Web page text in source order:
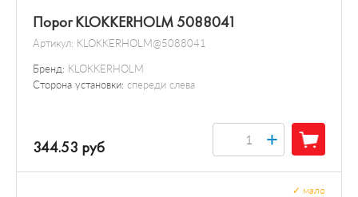
Порог KLOKKERHOLM 5088041
Артикул: KLOKKERHOLM@5088041
Бренд: KLOKKERHOLM
Сторона установки: спереди слева
344.53 руб +
мало